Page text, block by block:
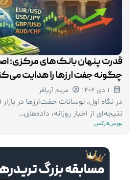
قدرت پنهان بانک‌های مرکزی؛
چگونه جفت‌ ارزها را هدایت
1 دی 1404 مریم آریافر
در نگاه اول، نوسانات جفت‌ارزها در
نتیجه‌ای از اخبار روزانه، داده‌های…
بورس فارکس